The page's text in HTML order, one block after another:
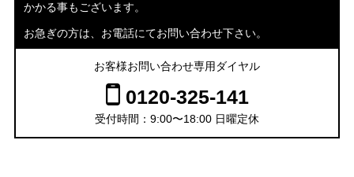
かかる事もございます。
お急ぎの方は、お電話にてお問い合わせ下さい。
お客様お問い合わせ専用ダイヤル
0120-325-141
受付時間：9:00〜18:00 日曜定休